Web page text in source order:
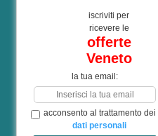
iscriviti per
ricevere le
offerte
Veneto
la tua email:
acconsento al trattamento dei
dati personali